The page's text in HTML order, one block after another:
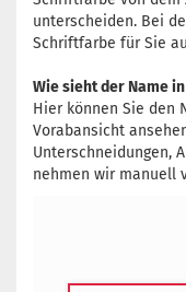
unterscheiden. Bei
Schriftfarbe für Sie
Wie sieht der Name
Hier können Sie den
Vorabansicht
Unterschneidungen,
nehmen wir manuell